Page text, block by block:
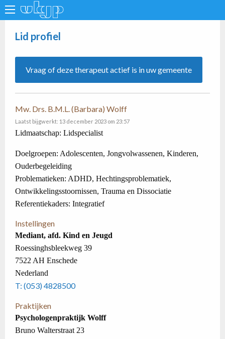
Lid profiel
Vraag of deze therapeut actief is in uw gemeente
Mw. Drs. B.M.L. (Barbara) Wolff
Laatst bijgwerkt: 13 december 2023 om 23:57
Lidmaatschap: Lidspecialist
Doelgroepen: Adolescenten, Jongvolwassenen, Kinderen,
Ouderbegeleiding
Problematieken: ADHD, Hechtingsproblematiek,
Ontwikkelingsstoornissen, Trauma en Dissociatie
Referentiekaders: Integratief
Instellingen
Mediant, afd. Kind en Jeugd
Roessinghsbleekweg 39
7522 AH Enschede
Nederland
T: (053) 4828500
Praktijken
Psychologenpraktijk Wolff
Bruno Walterstraat 23